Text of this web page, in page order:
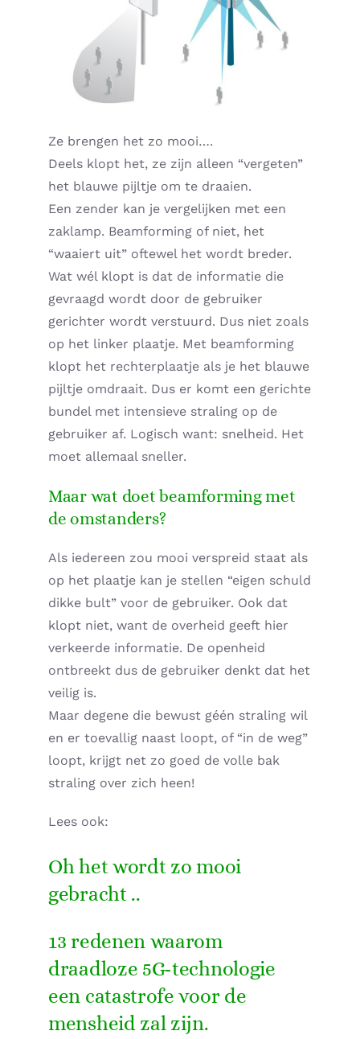
Ze brengen het zo mooi….
Deels klopt het, ze zijn alleen “vergeten”
het blauwe pijltje om te draaien.
Een zender kan je vergelijken met een
zaklamp. Beamforming of niet, het
“waaiert uit” oftewel het wordt breder.
Wat wél klopt is dat de informatie die
gevraagd wordt door de gebruiker
gerichter wordt verstuurd. Dus niet zoals
op het linker plaatje. Met beamforming
klopt het rechterplaatje als je het blauwe
pijltje omdraait. Dus er komt een gerichte
bundel met intensieve straling op de
gebruiker af. Logisch want: snelheid. Het
moet allemaal sneller.
Maar wat doet beamforming met
de omstanders?
Als iedereen zou mooi verspreid staat als
op het plaatje kan je stellen “eigen schuld
dikke bult” voor de gebruiker. Ook dat
klopt niet, want de overheid geeft hier
verkeerde informatie. De openheid
ontbreekt dus de gebruiker denkt dat het
veilig is.
Maar degene die bewust géén straling wil
en er toevallig naast loopt, of “in de weg”
loopt, krijgt net zo goed de volle bak
straling over zich heen!
Lees ook:
Oh het wordt zo mooi
gebracht ..
13 redenen waarom
draadloze 5G-technologie
een catastrofe voor de
mensheid zal zijn.